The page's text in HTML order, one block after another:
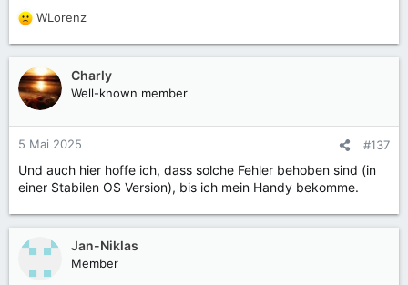
R
a
k
t
n
n
:
WLorenz
Charly
Well-known member
5 Mai 2025 #137
Und auch hier hoffe ich, dass solche Fehler behoben sind (in
einer Stabilen OS Version), bis ich mein Handy bekomme.
Jan-Niklas
Member